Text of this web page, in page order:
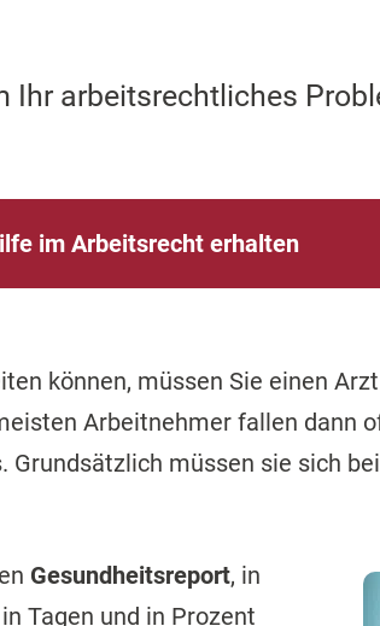
arbeitsrechtliches
im Arbeitsrecht erhalten
können, müssen Sie einen
Arbeitnehmer fallen dann
Grundsätzlich müssen sie sich
Gesundheitsreport, in
Tagen und in Prozent